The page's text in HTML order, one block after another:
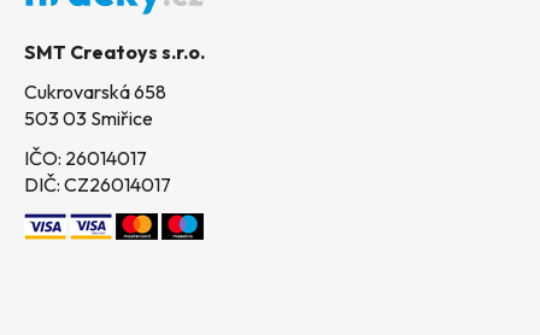
SMT Creatoys s.r.o.
Cukrovarská 658
503 03 Smiřice
IČO: 26014017
DIČ: CZ26014017